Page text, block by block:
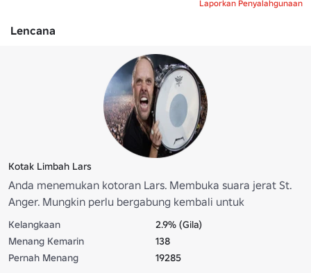
Laporkan Penyalahgunaan
Lencana
Kotak Limbah Lars
Anda menemukan kotoran Lars. Membuka suara jerat St.
Anger. Mungkin perlu bergabung kembali untuk
membukanya
Kelangkaan
2.9% (Gila)
Menang Kemarin
138
Pernah Menang
19285